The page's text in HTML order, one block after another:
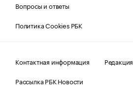
Вопросы и ответы
Политика Cookies РБК
Контактная информация
Редакция
Рассылка РБК Новости